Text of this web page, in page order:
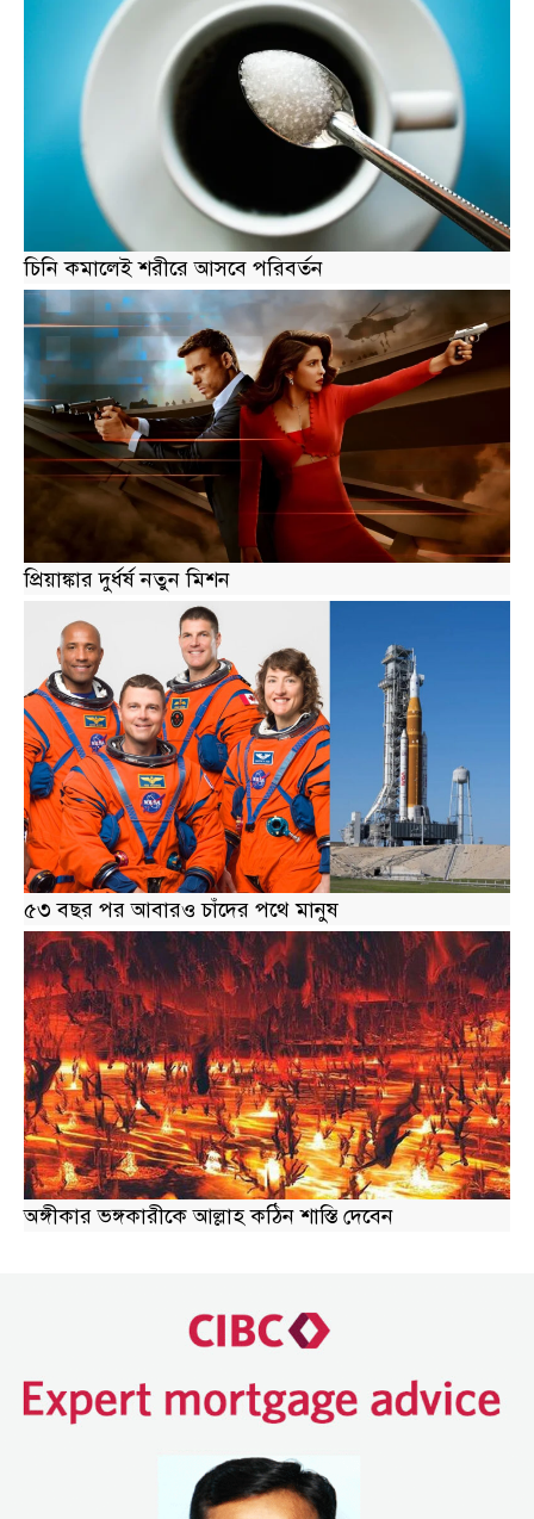
চিনি কমালেই শরীরে আসবে পরিবর্তন
প্রিয়াঙ্কার দুর্ধর্ষ নতুন মিশন
৫৩ বছর পর আবারও চাঁদের পথে মানুষ
অঙ্গীকার ভঙ্গকারীকে আল্লাহ কঠিন শাস্তি দেবেন